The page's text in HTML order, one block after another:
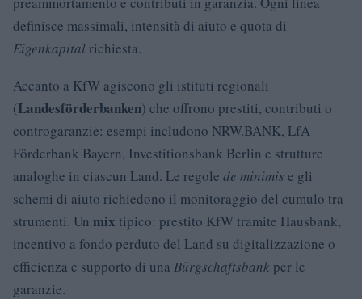
definisce massimali, intensità di aiuto e quota di
Eigenkapital richiesta.
Accanto a KfW agiscono gli istituti regionali
(Landesförderbanken) che offrono prestiti, contributi o
controgaranzie: esempi includono NRW.BANK, LfA
Förderbank Bayern, Investitionsbank Berlin e strutture
analoghe in ciascun Land. Le regole de minimis e gli
schemi di aiuto richiedono il monitoraggio del cumulo tra
strumenti. Un mix tipico: prestito KfW tramite Hausbank,
incentivo a fondo perduto del Land su digitalizzazione o
efficienza e supporto di una Bürgschaftsbank per le
garanzie.